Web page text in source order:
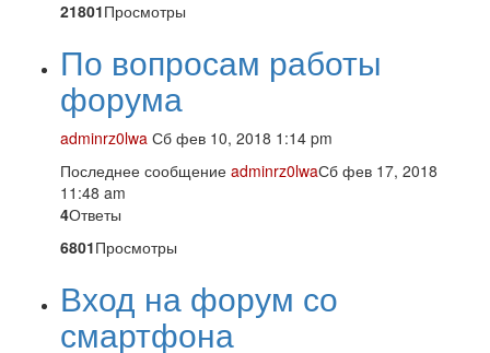
21801Просмотры
По вопросам работы
форума
adminrz0lwa Сб фев 10, 2018 1:14 pm
Последнее сообщение adminrz0lwaСб фев 17, 2018
11:48 am
4Ответы
6801Просмотры
Вход на форум со
смартфона